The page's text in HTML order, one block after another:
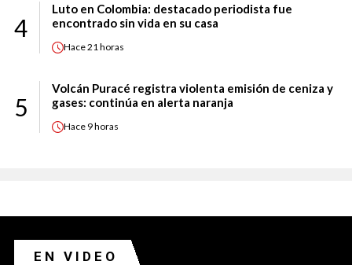
4
Luto en Colombia: destacado periodista fue
encontrado sin vida en su casa
Hace21 horas
5
Volcán Puracé registra violenta emisión de ceniza y
gases: continúa en alerta naranja
Hace 9 horas
EN VIDEO